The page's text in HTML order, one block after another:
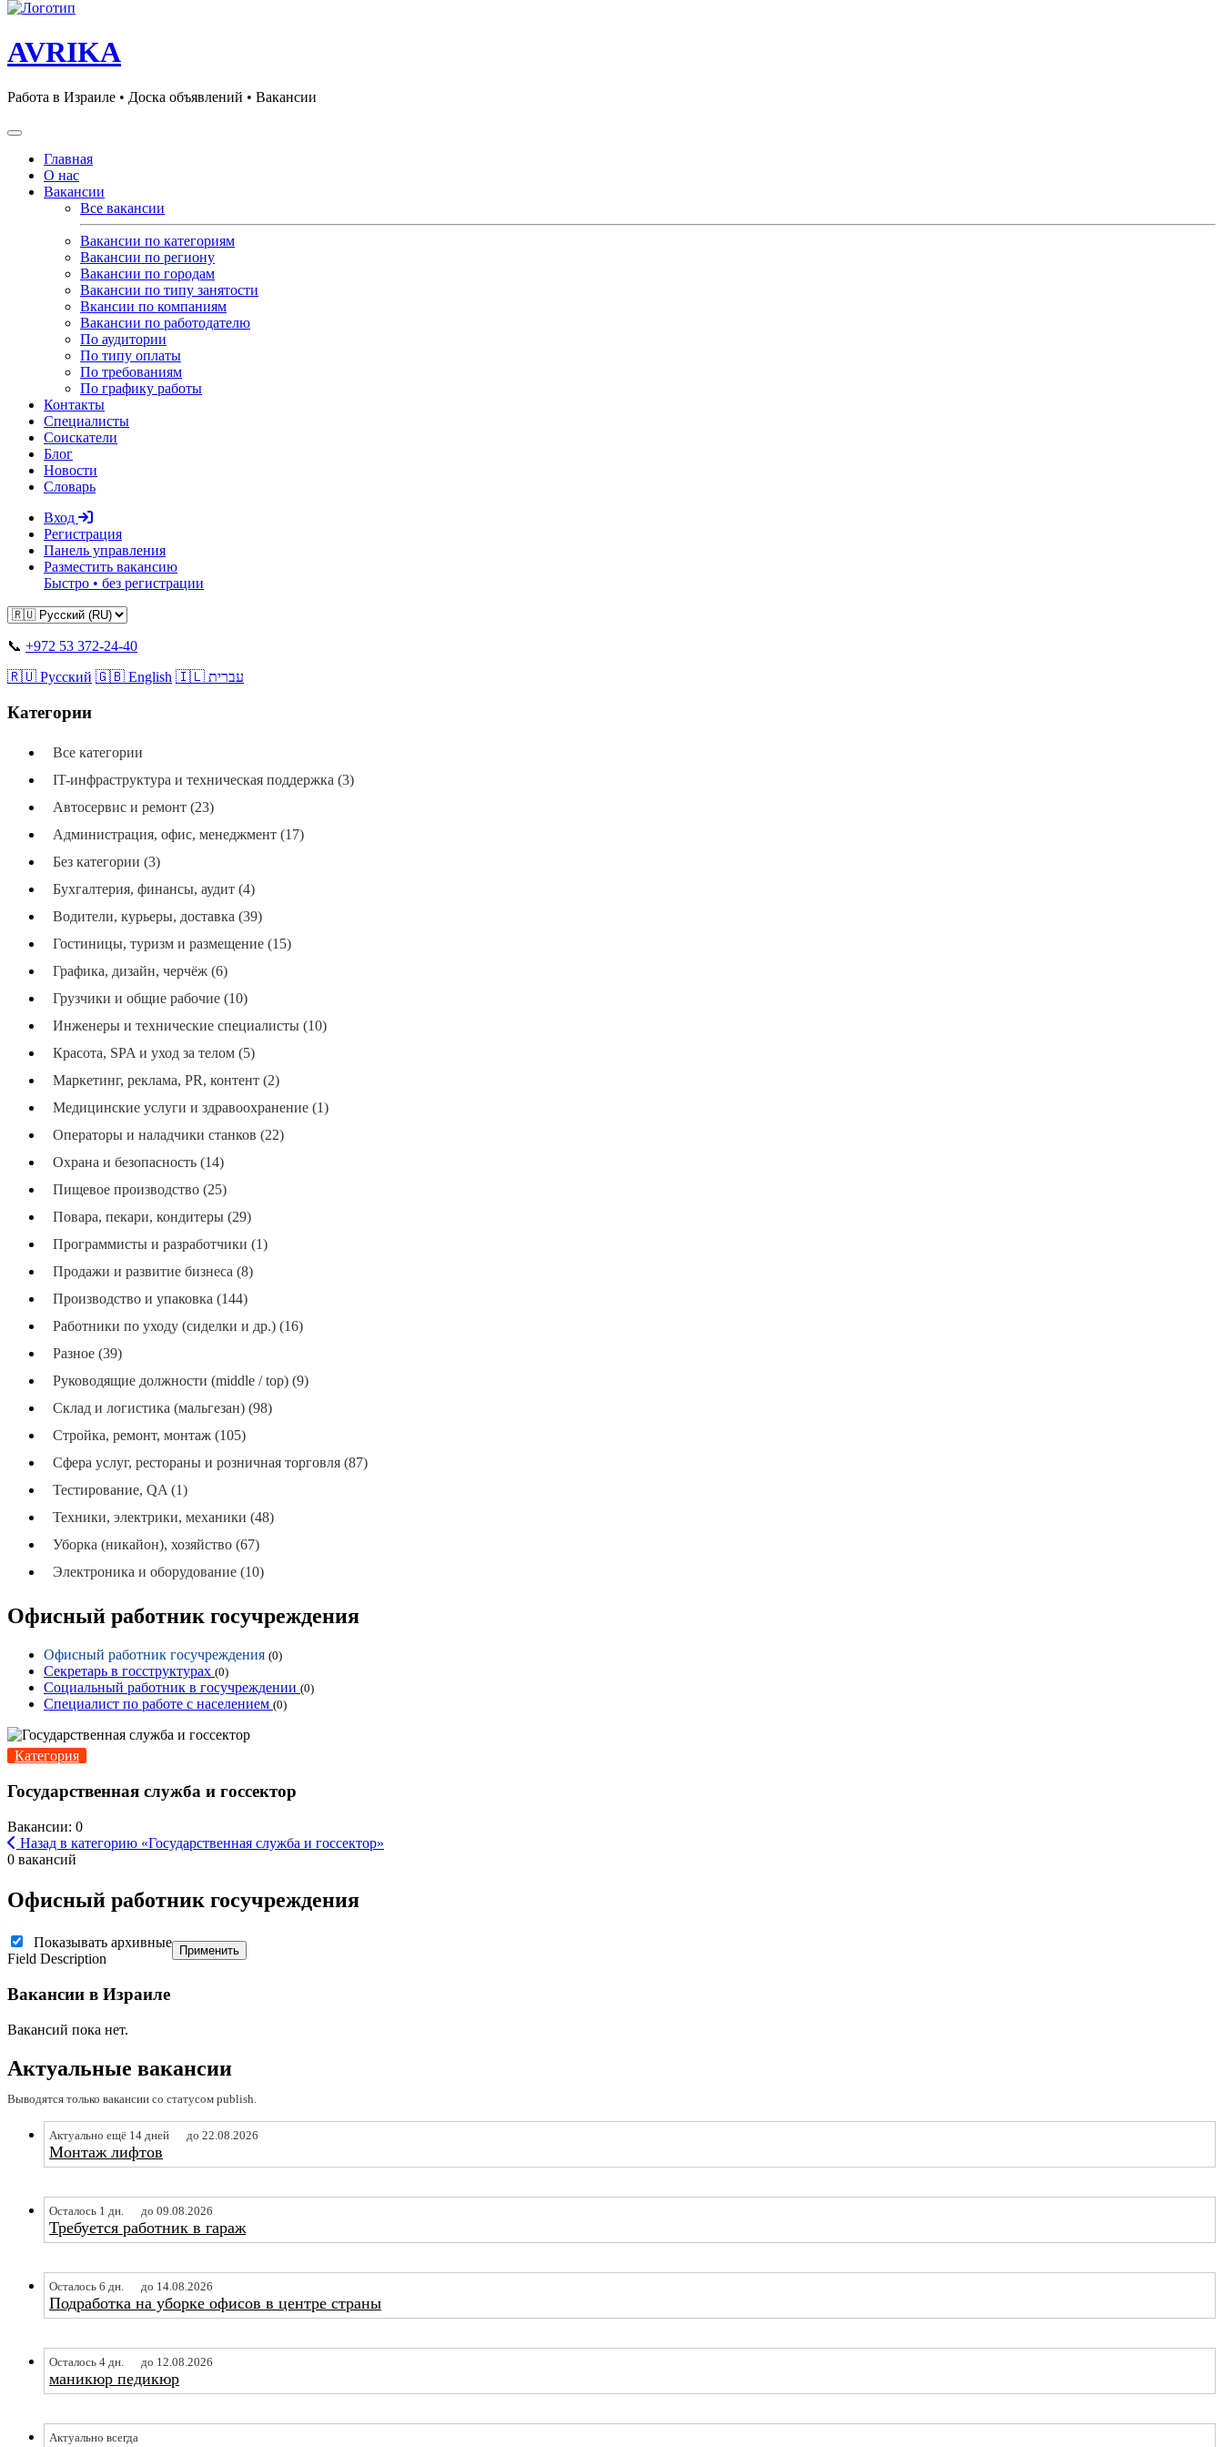
AVRIKA
Работа в Израиле • Доска объявлений • Вакансии
Главная
О нас
Вакансии
Все вакансии
Вакансии по категориям
Вакансии по региону
Вакансии по городам
Вакансии по типу занятости
Вкансии по компаниям
Вакансии по работодателю
По аудитории
По типу оплаты
По требованиям
По графику работы
Контакты
Специалисты
Соискатели
Блог
Новости
Словарь
Вход
Регистрация
Панель управления
Разместить вакансию
Быстро • без регистрации
📞 +972 53 372-24-40
🇷🇺 Русский 🇬🇧 English 🇮🇱 עברית
Категории
Все категории
IT-инфраструктура и техническая поддержка (3)
Автосервис и ремонт (23)
Администрация, офис, менеджмент (17)
Без категории (3)
Бухгалтерия, финансы, аудит (4)
Водители, курьеры, доставка (39)
Гостиницы, туризм и размещение (15)
Графика, дизайн, черчёж (6)
Грузчики и общие рабочие (10)
Инженеры и технические специалисты (10)
Красота, SPA и уход за телом (5)
Маркетинг, реклама, PR, контент (2)
Медицинские услуги и здравоохранение (1)
Операторы и наладчики станков (22)
Охрана и безопасность (14)
Пищевое производство (25)
Повара, пекари, кондитеры (29)
Программисты и разработчики (1)
Продажи и развитие бизнеса (8)
Производство и упаковка (144)
Работники по уходу (сиделки и др.) (16)
Разное (39)
Руководящие должности (middle / top) (9)
Склад и логистика (мальгезан) (98)
Стройка, ремонт, монтаж (105)
Сфера услуг, рестораны и розничная торговля (87)
Тестирование, QA (1)
Техники, электрики, механики (48)
Уборка (никайон), хозяйство (67)
Электроника и оборудование (10)
Офисный работник госучреждения
Офисный работник госучреждения (0)
Секретарь в госструктурах (0)
Социальный работник в госучреждении (0)
Специалист по работе с населением (0)
Категория
Государственная служба и госсектор
Вакансии: 0
Назад в категорию «Государственная служба и госсектор»
0 вакансий
Офисный работник госучреждения
Показывать архивные
Field Description
Применить
Вакансии в Израиле
Вакансий пока нет.
Актуальные вакансии
Выводятся только вакансии со статусом publish.
Актуально ещё 14 дней до 22.08.2026
Монтаж лифтов
Осталось 1 дн. до 09.08.2026
Требуется работник в гараж
Осталось 6 дн. до 14.08.2026
Подработка на уборке офисов в центре страны
Осталось 4 дн. до 12.08.2026
маникюр педикюр
Актуально всегда